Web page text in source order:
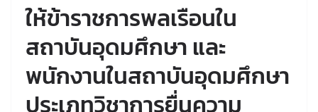
ให้ข้าราชการพลเรือนใน
สถาบันอุดมศึกษา และ
พนักงานในสถาบันอุดมศึกษา
ประเภทวิชาการยื่นความ